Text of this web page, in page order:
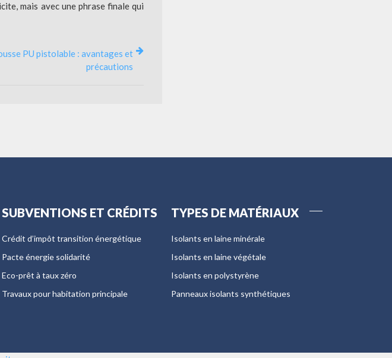
mais avec une phrase finale qui
PU pistolable : avantages et
précautions
SUBVENTIONS ET CRÉDITS
Crédit d’impôt transition énergétique
Pacte énergie solidarité
Eco-prêt à taux zéro
Travaux pour habitation principale
TYPES DE MATÉRIAUX
Isolants en laine minérale
Isolants en laine végétale
Isolants en polystyrène
Panneaux isolants synthétiques